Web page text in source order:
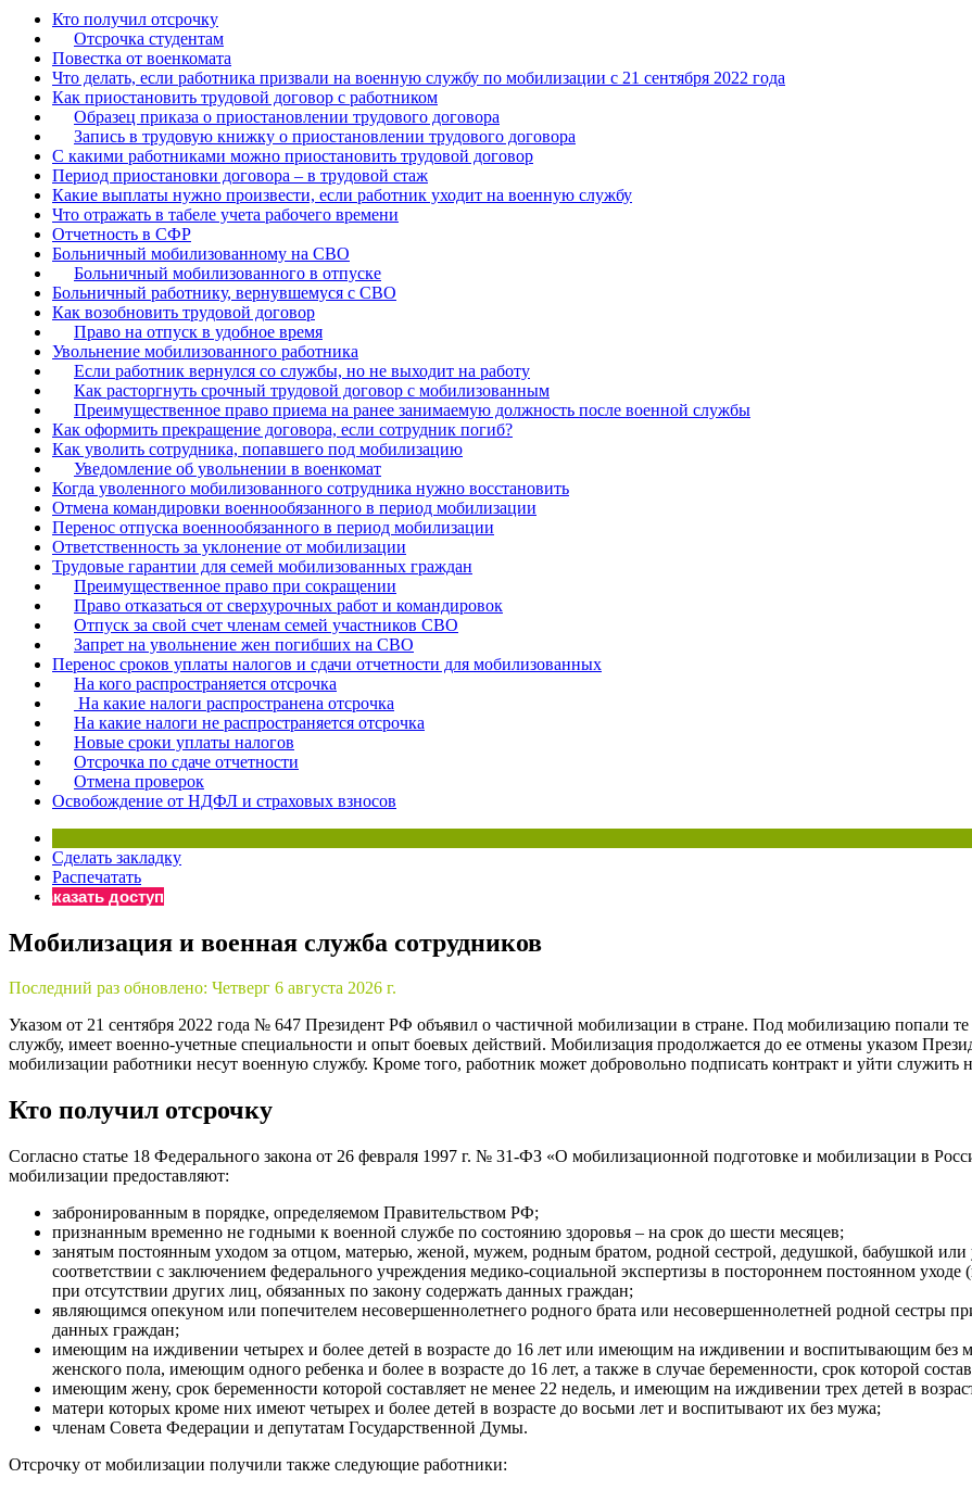
Материалы электронного журнала
«Нормативные акты для бухгалтера»
Материалы электронного журнала
«Практическая бухгалтерия»
Онлайн-сервисы «Учетная политика» и «Алгоритмы для бухгалтера»
Кто получил отсрочку
Отсрочка студентам
Повестка от военкомата
Что делать, если работника призвали на военную службу по мобилизации с 21 сентября 2022 года
Как приостановить трудовой договор с работником
Образец приказа о приостановлении трудового договора
Запись в трудовую книжку о приостановлении трудового договора
С какими работниками можно приостановить трудовой договор
Период приостановки договора – в трудовой стаж
Какие выплаты нужно произвести, если работник уходит на военную службу
Что отражать в табеле учета рабочего времени
Отчетность в СФР
Больничный мобилизованному на СВО
Больничный мобилизованного в отпуске
Больничный работнику, вернувшемуся с СВО
Как возобновить трудовой договор
Право на отпуск в удобное время
Увольнение мобилизованного работника
Если работник вернулся со службы, но не выходит на работу
Как расторгнуть срочный трудовой договор с мобилизованным
Преимущественное право приема на ранее занимаемую должность после военной службы
Как оформить прекращение договора, если сотрудник погиб?
Как уволить сотрудника, попавшего под мобилизацию
Уведомление об увольнении в военкомат
Когда уволенного мобилизованного сотрудника нужно восстановить
Отмена командировки военнообязанного в период мобилизации
Перенос отпуска военнообязанного в период мобилизации
Ответственность за уклонение от мобилизации
Трудовые гарантии для семей мобилизованных граждан
Преимущественное право при сокращении
Право отказаться от сверхурочных работ и командировок
Отпуск за свой счет членам семей участников СВО
Запрет на увольнение жен погибших на СВО
Перенос сроков уплаты налогов и сдачи отчетности для мобилизованных
На кого распространяется отсрочка
На какие налоги распространена отсрочка
На какие налоги не распространяется отсрочка
Новые сроки уплаты налогов
Отсрочка по сдаче отчетности
Отмена проверок
Освобождение от НДФЛ и страховых взносов
Сделать закладку
Распечатать
Заказать доступ
Мобилизация и военная служба сотрудников
Последний раз обновлено: Четверг 6 августа 2026 г.
Указом от 21 сентября 2022 года № 647 Президент РФ объявил о частичной мобилизации в стране. Под мобилизацию попали
службу, имеет военно-учетные специальности и опыт боевых действий. Мобилизация продолжается до ее отмены указом
мобилизации работники несут военную службу. Кроме того, работник может добровольно подписать контракт и уйти служить
Кто получил отсрочку
Согласно статье 18 Федерального закона от 26 февраля 1997 г. № 31-ФЗ «О мобилизационной подготовке и мобилизации в
мобилизации предоставляют:
забронированным в порядке, определяемом Правительством РФ;
признанным временно не годными к военной службе по состоянию здоровья – на срок до шести месяцев;
занятым постоянным уходом за отцом, матерью, женой, мужем, родным братом, родной сестрой, дедушкой, бабушкой
соответствии с заключением федерального учреждения медико-социальной экспертизы в постороннем постоянном
при отсутствии других лиц, обязанных по закону содержать данных граждан;
являющимся опекуном или попечителем несовершеннолетнего родного брата или несовершеннолетней родной сестры
данных граждан;
имеющим на иждивении четырех и более детей в возрасте до 16 лет или имеющим на иждивении и воспитывающим без
женского пола, имеющим одного ребенка и более в возрасте до 16 лет, а также в случае беременности, срок которой
имеющим жену, срок беременности которой составляет не менее 22 недель, и имеющим на иждивении трех детей в
матери которых кроме них имеют четырех и более детей в возрасте до восьми лет и воспитывают их без мужа;
членам Совета Федерации и депутатам Государственной Думы.
Отсрочку от мобилизации получили также следующие работники: